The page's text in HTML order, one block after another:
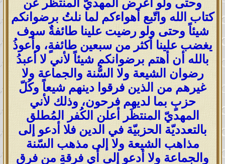
وحتى ولو أعرض المهديّ المنتظَر عن
كتاب الله واتّبع أهواءكم لما نلتُ برضوانكم
شيئاً وحتى ولو رضيت علينا طائفةٌ سوف
يغضب علينا أكثر من سبعين طائفةٍ، وأعوذُ
بالله أن أهتم برضوانكم شيئاً لأني لا أعبدُ
رضوان الشيعة ولا السُّنة والجماعة ولا
غيرهم من الذين فرقوا دينهم شيعاً وكُلّ
حزبٍ بما لديهم فرحون، وذلك لأني
المهديّ المنتظَر أعلن الكُفر المُطلق
بالتعدديّة الحزبيّة في الدين فلا أدعو إلى
مذاهب الشيعة ولا إلى مذهب السّنة
والجماعة ولا أدعو إلى أي فرقةٍ من فرق